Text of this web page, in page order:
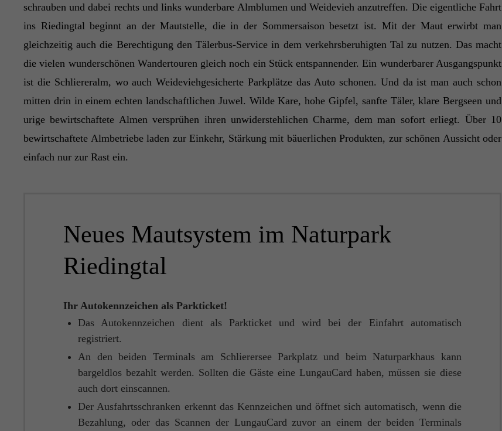
schrauben und dabei rechts und links wunderbare Almblumen und Weidevieh anzutreffen. Die eigentliche Fahrt
ins Riedingtal beginnt an der Mautstelle, die in der Sommersaison besetzt ist. Mit der Maut erwirbt man
gleichzeitig auch die Berechtigung den Tälerbus-Service in dem verkehrsberuhigten Tal zu nutzen. Das macht
die vielen wunderschönen Wandertouren gleich noch ein Stück entspannender. Ein wunderbarer Ausgangspunkt
ist die Schliereralm, wo auch Weideviehgesicherte Parkplätze das Auto schonen. Und da ist man auch schon
mitten drin in einem echten landschaftlichen Juwel. Wilde Kare, hohe Gipfel, sanfte Täler, klare Bergseen und
urige bewirtschaftete Almen versprühen ihren unwiderstehlichen Charme, dem man sofort erliegt. Über 10
bewirtschaftete Almbetriebe laden zur Einkehr, Stärkung mit bäuerlichen Produkten, zur schönen Aussicht oder
einfach nur zur Rast ein.
Neues Mautsystem im Naturpark
Riedingtal
Ihr Autokennzeichen als Parkticket!
Das Autokennzeichen dient als Parkticket und wird bei der Einfahrt automatisch
registriert.
An den beiden Terminals am Schlierersee Parkplatz und beim Naturparkhaus kann
bargeldlos bezahlt werden. Sollten die Gäste eine LungauCard haben, müssen sie diese
auch dort einscannen.
Der Ausfahrtsschranken erkennt das Kennzeichen und öffnet sich automatisch, wenn die
Bezahlung, oder das Scannen der LungauCard zuvor an einem der beiden Terminals